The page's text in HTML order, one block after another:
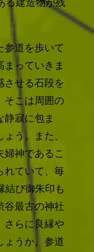
る建造物が残
参道を歩いて
っていきま
させる石段を
そこは周囲の
寂に包ま
う。また、
婦神であるこ
れていて、毎
結び御朱印も
谷最古の神社
さらに良縁や
ょうか。参道